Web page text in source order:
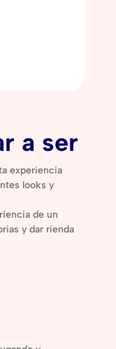
a ser
experiencia
looks y
de un
y dar rienda